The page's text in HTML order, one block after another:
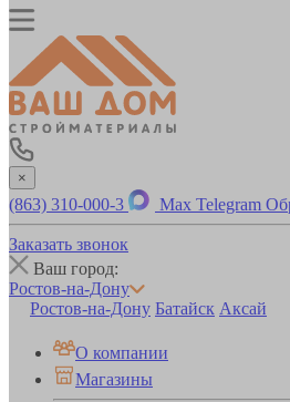
×
(863) 310-000-3 Max Telegram
Заказать звонок
Ваш город:
Ростов-на-Дону
Ростов-на-Дону Батайск Аксай
О компании
Магазины